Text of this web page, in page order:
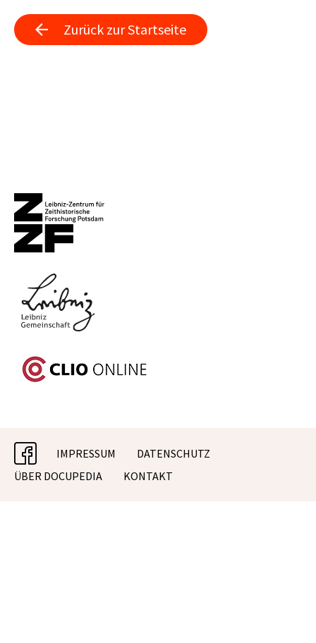
Zurück zur Startseite
facebookIMPRESSUM
DATENSCHUTZ
ÜBER DOCUPEDIA
KONTAKT